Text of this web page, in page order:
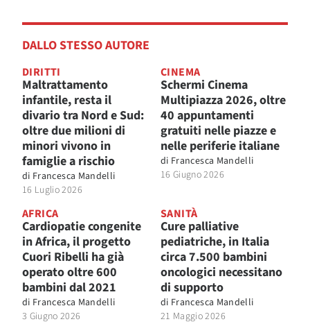
DALLO STESSO AUTORE
DIRITTI
Maltrattamento
infantile, resta il
divario tra Nord e Sud:
oltre due milioni di
minori vivono in
famiglie a rischio
di Francesca Mandelli
16 Luglio 2026
CINEMA
Schermi Cinema
Multipiazza 2026, oltre
40 appuntamenti
gratuiti nelle piazze e
nelle periferie italiane
di Francesca Mandelli
16 Giugno 2026
AFRICA
Cardiopatie congenite
in Africa, il progetto
Cuori Ribelli ha già
operato oltre 600
bambini dal 2021
di Francesca Mandelli
3 Giugno 2026
SANITÀ
Cure palliative
pediatriche, in Italia
circa 7.500 bambini
oncologici necessitano
di supporto
di Francesca Mandelli
21 Maggio 2026